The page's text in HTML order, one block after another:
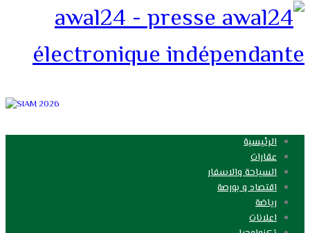
awal24 - presse
électronique indépendante
الرئيسية
عقارات
السياحة والاسفار
اقتصاد و بورصة
رياضة
اعلانات